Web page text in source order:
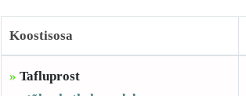
Koostisosa
» Tafluprost